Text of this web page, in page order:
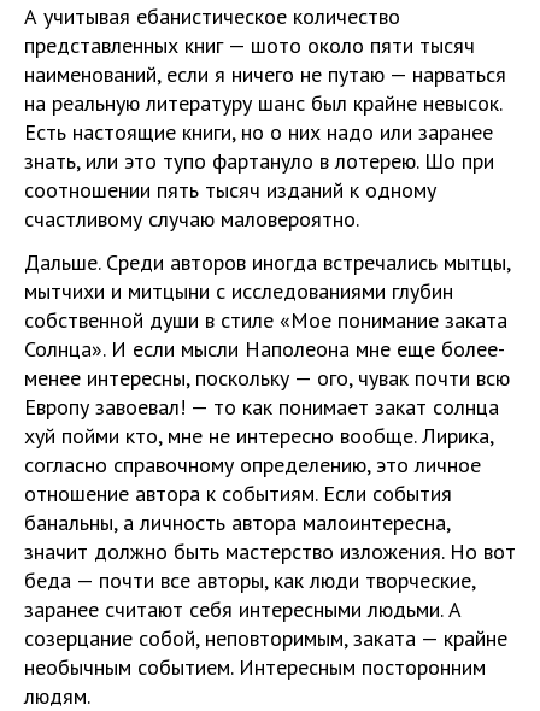
А учитывая ебанистическое количество
представленных книг — шото около пяти тысяч
наименований, если я ничего не путаю — нарваться
на реальную литературу шанс был крайне невысок.
Есть настоящие книги, но о них надо или заранее
знать, или это тупо фартануло в лотерею. Шо при
соотношении пять тысяч изданий к одному
счастливому случаю маловероятно.
Дальше. Среди авторов иногда встречались мытцы,
мытчихи и митцыни с исследованиями глубин
собственной души в стиле «Мое понимание заката
Солнца». И если мысли Наполеона мне еще более-
менее интересны, поскольку — ого, чувак почти всю
Европу завоевал! — то как понимает закат солнца
хуй пойми кто, мне не интересно вообще. Лирика,
согласно справочному определению, это личное
отношение автора к событиям. Если события
банальны, а личность автора малоинтересна,
значит должно быть мастерство изложения. Но вот
беда — почти все авторы, как люди творческие,
заранее считают себя интересными людьми. А
созерцание собой, неповторимым, заката — крайне
необычным событием. Интересным посторонним
людям.